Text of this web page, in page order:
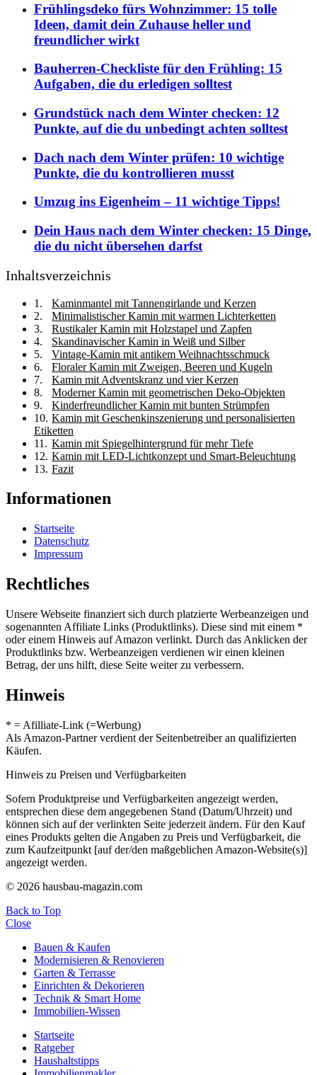
Frühlingsdeko fürs Wohnzimmer: 15 tolle
Ideen, damit dein Zuhause heller und
freundlicher wirkt
Bauherren-Checkliste für den Frühling: 15
Aufgaben, die du erledigen solltest
Grundstück nach dem Winter checken: 12
Punkte, auf die du unbedingt achten solltest
Dach nach dem Winter prüfen: 10 wichtige
Punkte, die du kontrollieren musst
Umzug ins Eigenheim – 11 wichtige Tipps!
Dein Haus nach dem Winter checken: 15 Dinge,
die du nicht übersehen darfst
Inhaltsverzeichnis
Kaminmantel mit Tannengirlande und Kerzen
Minimalistischer Kamin mit warmen Lichterketten
Rustikaler Kamin mit Holzstapel und Zapfen
Skandinavischer Kamin in Weiß und Silber
Vintage-Kamin mit antikem Weihnachtsschmuck
Floraler Kamin mit Zweigen, Beeren und Kugeln
Kamin mit Adventskranz und vier Kerzen
Moderner Kamin mit geometrischen Deko-Objekten
Kinderfreundlicher Kamin mit bunten Strümpfen
Kamin mit Geschenkinszenierung und personalisierten
Etiketten
Kamin mit Spiegelhintergrund für mehr Tiefe
Kamin mit LED-Lichtkonzept und Smart-Beleuchtung
Fazit
Informationen
Startseite
Datenschutz
Impressum
Rechtliches
Unsere Webseite finanziert sich durch platzierte Werbeanzeigen und
sogenannten Affiliate Links (Produktlinks). Diese sind mit einem *
oder einem Hinweis auf Amazon verlinkt. Durch das Anklicken der
Produktlinks bzw. Werbeanzeigen verdienen wir einen kleinen
Betrag, der uns hilft, diese Seite weiter zu verbessern.
Hinweis
* = Afilliate-Link (=Werbung)
Als Amazon-Partner verdient der Seitenbetreiber an qualifizierten
Käufen.
Hinweis zu Preisen und Verfügbarkeiten
Sofern Produktpreise und Verfügbarkeiten angezeigt werden,
entsprechen diese dem angegebenen Stand (Datum/Uhrzeit) und
können sich auf der verlinkten Seite jederzeit ändern. Für den Kauf
eines Produkts gelten die Angaben zu Preis und Verfügbarkeit, die
zum Kaufzeitpunkt [auf der/den maßgeblichen Amazon-Website(s)]
angezeigt werden.
© 2026 hausbau-magazin.com
Back to Top
Close
Bauen & Kaufen
Modernisieren & Renovieren
Garten & Terrasse
Einrichten & Dekorieren
Technik & Smart Home
Immobilien-Wissen
Startseite
Ratgeber
Haushaltstipps